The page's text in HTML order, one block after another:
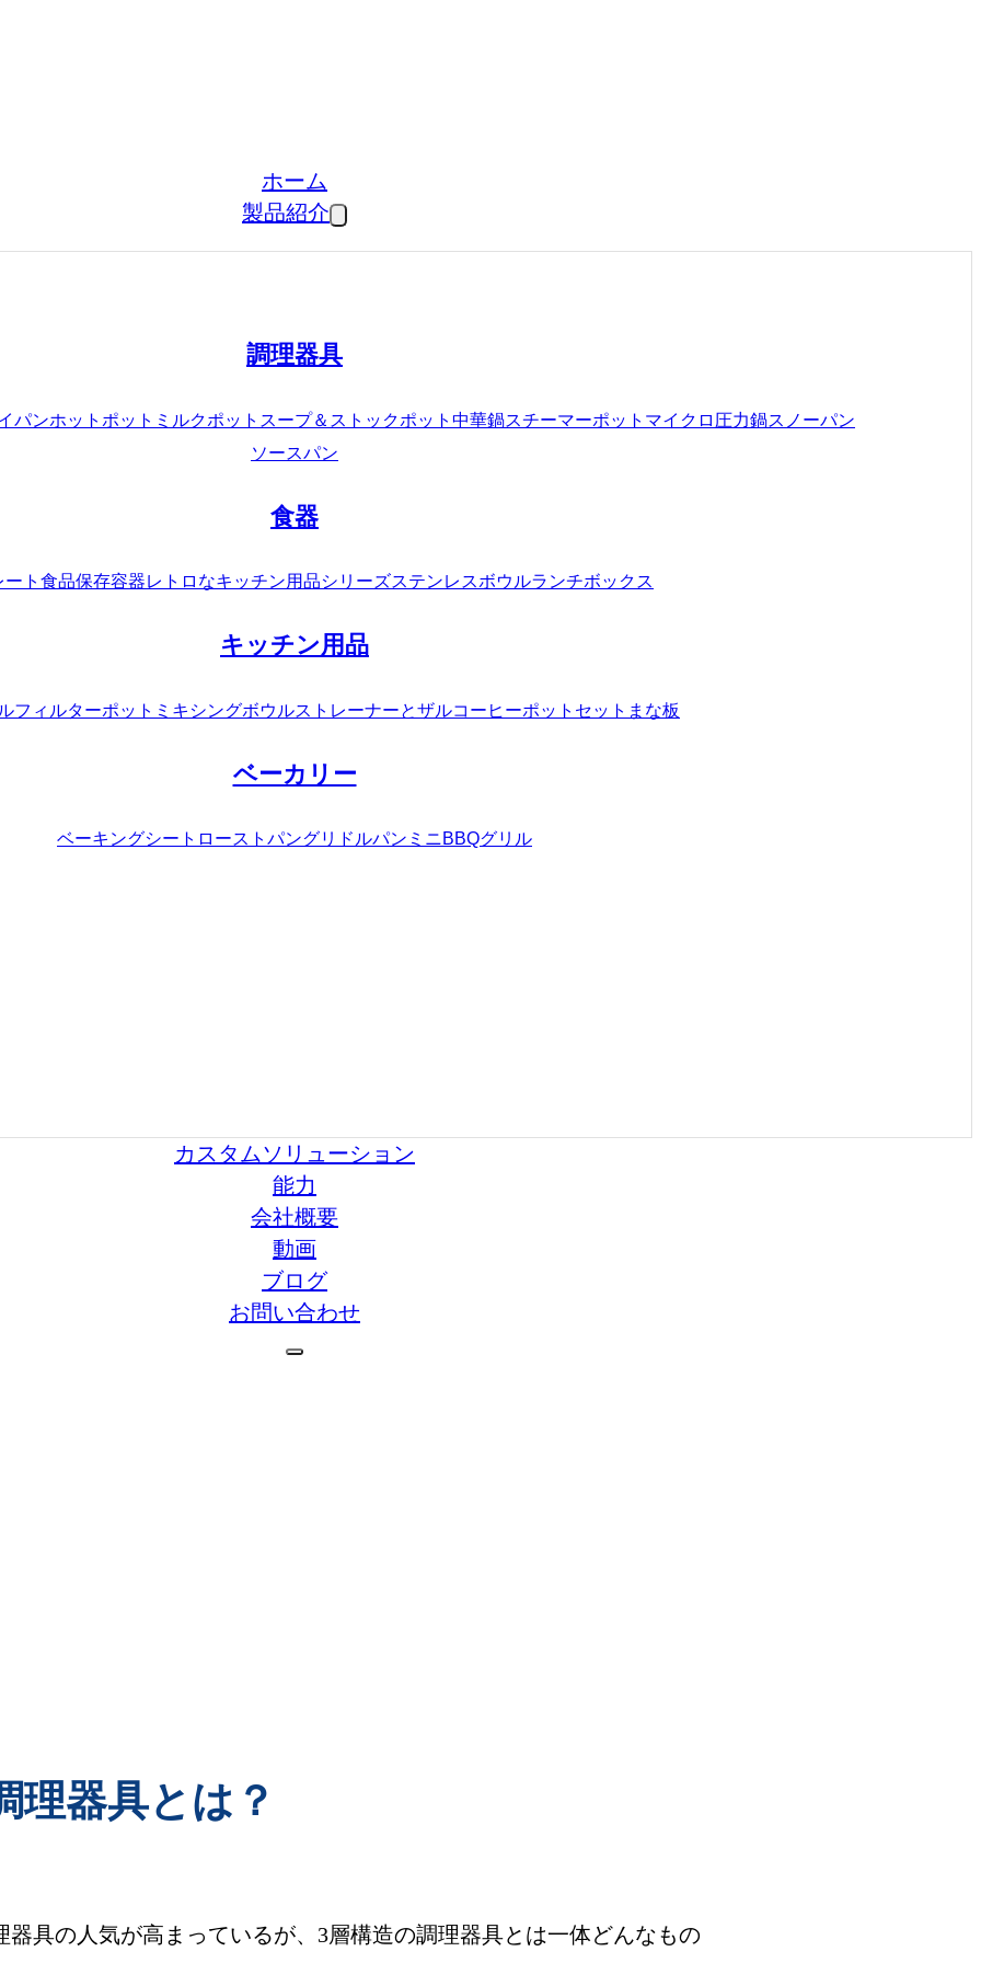
ホーム
製品紹介
調理器具
パンホットポット ミルクポット スープ＆ストックポット 中華鍋スチーマーポット マイクロ圧力鍋スノーパン
ソースパン
食器
ート 食品保存容器レトロなキッチン用品シリーズステンレスボウルランチボックス
キッチン用品
フィルターポット ミキシングボウルストレーナーとザルコーヒーポットセット まな板
ベーカリー
ベーキングシート ローストパングリドルパン ミニBBQグリル
カスタムソリューション
能力
会社概要
動画
ブログ
お問い合わせ
理器具とは？
具の人気が高まっているが、3層構造の調理器具とは一体どんなもの